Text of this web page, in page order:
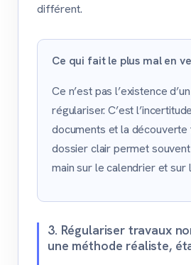
différent.
Ce qui fait le plus mal en
Ce n’est pas l’existence
régulariser. C’est
documents et la découverte
dossier clair permet
main sur le calendrier et sur
3. Régulariser travaux
une méthode réaliste,